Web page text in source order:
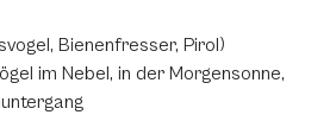
Bienenfresser, Pirol)
im Nebel, in der Morgensonne,